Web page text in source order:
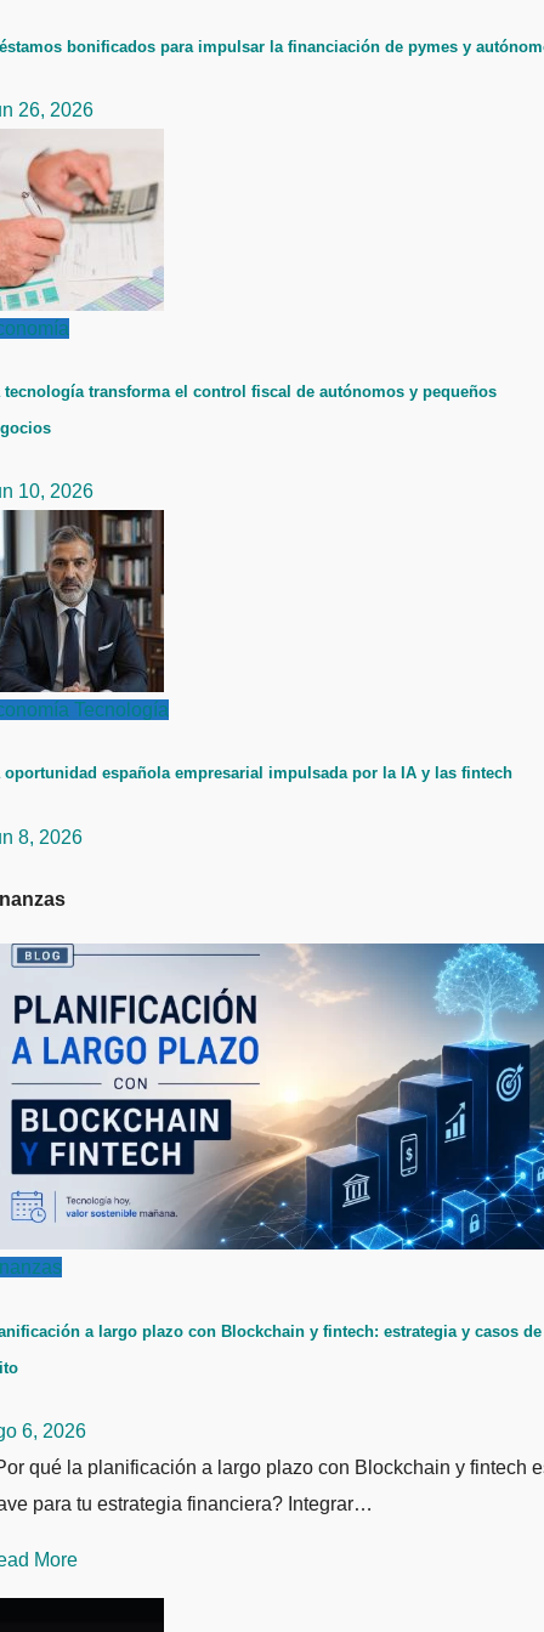
bonificados para impulsar la financiación de pymes y
26, 2026
tecnología transforma el control fiscal de autónomos y pequeños
10, 2026
Tecnología
oportunidad española empresarial impulsada por la IA y las fintech
8, 2026
a largo plazo con Blockchain y fintech: estrategia y casos de
6, 2026
qué la planificación a largo plazo con Blockchain y fintech
para tu estrategia financiera? Integrar…
More